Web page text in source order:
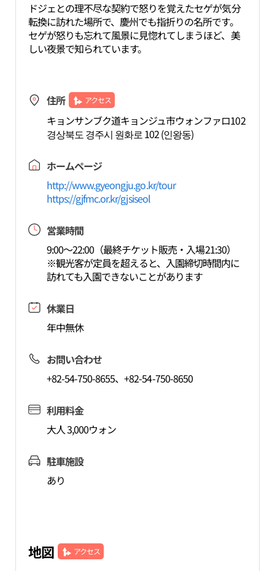
ドジェとの理不尽な契約で怒りを覚えたセゲが気分
転換に訪れた場所で、慶州でも指折りの名所です。
セゲが怒りも忘れて風景に見惚れてしまうほど、美
しい夜景で知られています。
住所 アクセス
キョンサンブク道キョンジュ市ウォンファロ102
경상북도 경주시 원화로 102 (인왕동)
ホームページ
http://www.gyeongju.go.kr/tour
https://gjfmc.or.kr/gjsiseol
営業時間
9:00～22:00（最終チケット販売・入場21:30）
※観光客が定員を超えると、入園締切時間内に
訪れても入園できないことがあります
休業日
年中無休
お問い合わせ
+82-54-750-8655、+82-54-750-8650
利用料金
大人 3,000ウォン
駐車施設
あり
地図 アクセス